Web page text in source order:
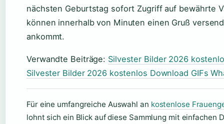
nächsten Geburtstag sofort Zugriff auf bewährte
können innerhalb von Minuten einen Gruß
ankommt.
Verwandte Beiträge: Silvester Bilder 2026
Silvester Bilder 2026 kostenlos Download GIFs
Für eine umfangreiche Auswahl an kostenlose
lohnt sich ein Blick auf diese Sammlung mit einfachen